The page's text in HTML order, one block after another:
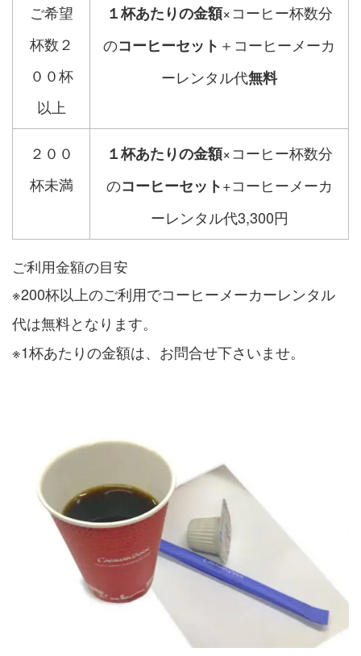
ご希望
杯数２
００杯
以上
１杯あたりの金額×コーヒー杯数分
のコーヒーセット ＋コーヒーメーカ
ーレンタル代無料
２００
杯未満
１杯あたりの金額×コーヒー杯数分
のコーヒーセット+コーヒーメーカ
ーレンタル代3,300円
ご利用金額の目安
※200杯以上のご利用でコーヒーメーカーレンタル
代は無料となります。
※1杯あたりの金額は、お問合せ下さいませ。